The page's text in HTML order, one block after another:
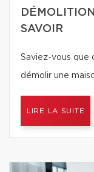
SAVOIR
Saviez-vous que
démolir une
LIRE LA SUITE